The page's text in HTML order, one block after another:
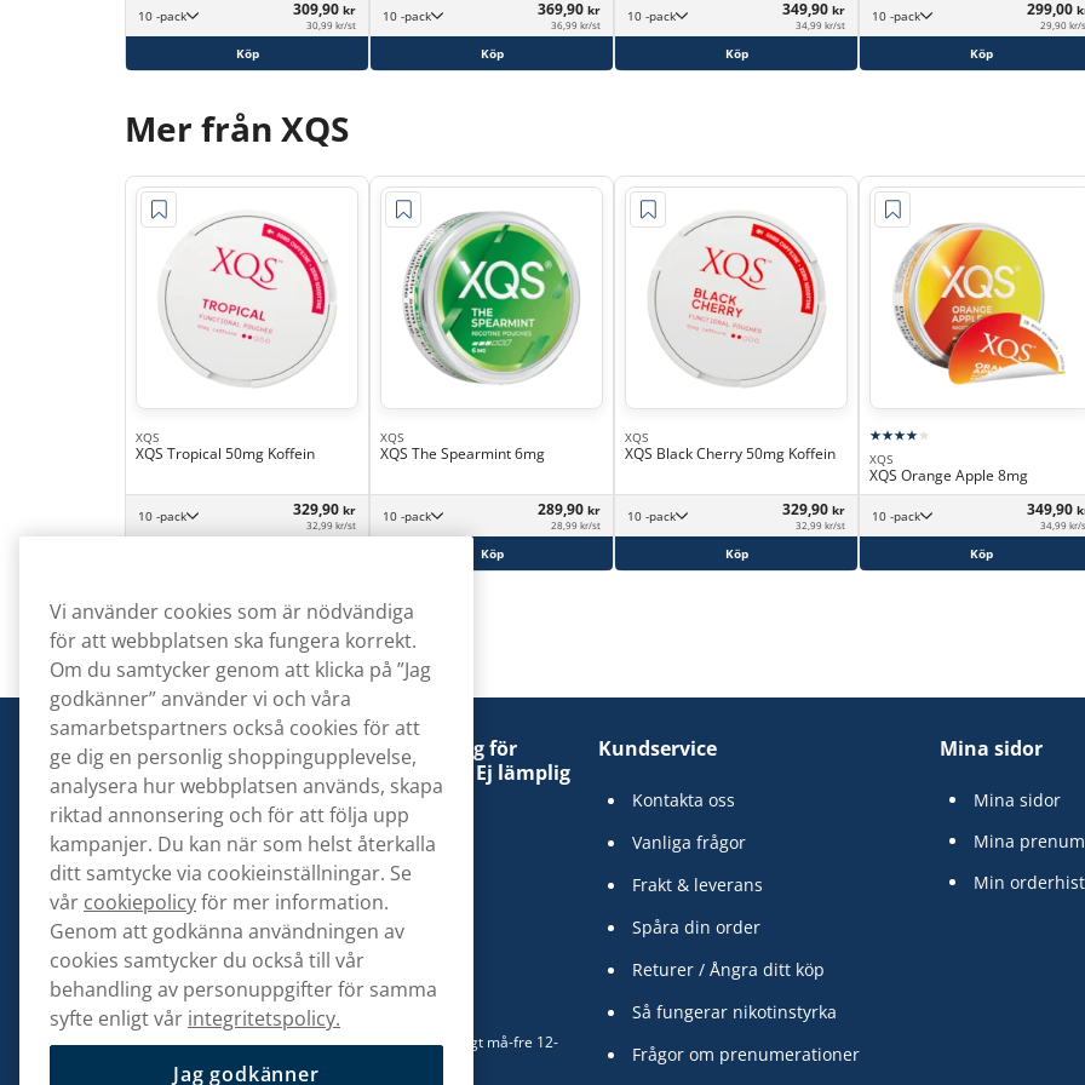
10 -pack 309,90 kr
30,99 kr/st
Köp
10 -pack 369,90 kr
36,99 kr/st
Köp
10 -pack 349,90 kr
34,99 kr/st
Köp
10 -pack 299,00
29,90 kr/
Köp
Mer från XQS
XQS
XQS Tropical 50mg Koffein
10 -pack 329,90 kr
32,99 kr/st
XQS
XQS The Spearmint 6mg
10 -pack 289,90 kr
28,99 kr/st
Köp
XQS
XQS Black Cherry 50mg Koffein
10 -pack 329,90 kr
32,99 kr/st
Köp
XQS
XQS Orange Apple 8mg
10 -pack 349,90
34,99 kr/
Köp
Denna tobaksprodukt kan vara skadlig för
hälsan och är beroendeframkallande. Ej lämplig
för personer under 18 år.
Kontakta oss
hej@snusbolaget.se
08 517 910 94
Mån-Tor 8.00-17.00 | Fre 9.00-17.00 | (Lunchstängt må-fre 12-
Kundservice
Kontakta oss
Vanliga frågor
Frakt & leverans
Spåra din order
Returer / Ångra ditt köp
Så fungerar nikotinstyrka
Frågor om prenumerationer
Mina sidor
Mina sidor
Mina
Min
Vi använder cookies som är nödvändiga
för att webbplatsen ska fungera korrekt.
Om du samtycker genom att klicka på ”Jag
godkänner” använder vi och våra
samarbetspartners också cookies för att
ge dig en personlig shoppingupplevelse,
analysera hur webbplatsen används, skapa
riktad annonsering och för att följa upp
kampanjer. Du kan när som helst återkalla
ditt samtycke via cookieinställningar. Se
vår cookiepolicyför mer information.
Genom att godkänna användningen av
cookies samtycker du också till vår
behandling av personuppgifter för samma
syfte enligt vår integritetspolicy.
Jag godkänner